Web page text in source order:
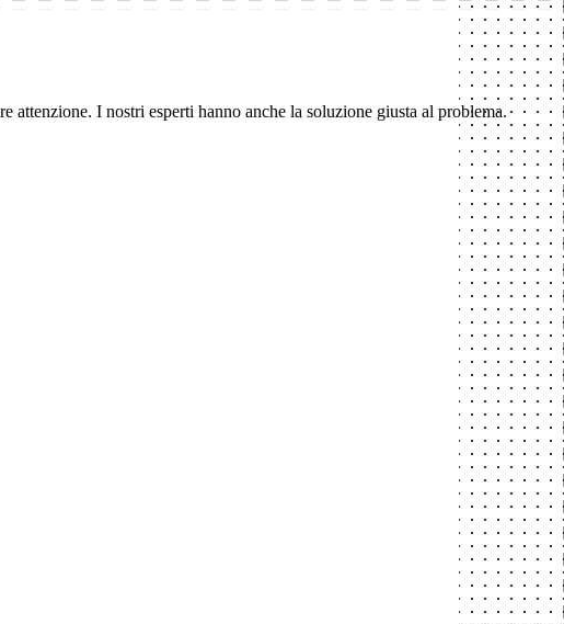
I nostri esperti hanno anche la soluzione giusta al problema.